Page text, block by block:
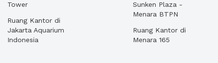
Tower
Ruang Kantor di
Jakarta Aquarium
Indonesia
Sunken Plaza -
Menara BTPN
Ruang Kantor di
Menara 165